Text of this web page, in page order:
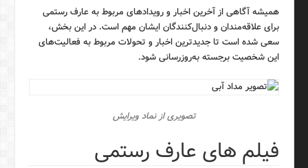
همیشه آگاهی از آخرین اخبار و رویدادهای مربوط به عارف رستمی
برای علاقه‌مندان و دنبال‌کنندگان ایشان مهم است. در این بخش،
سعی شده است تا جدیدترین اخبار و تحولات مربوط به فعالیت‌های
این شخصیت برجسته به‌روزرسانی شود.
تصویری از نماد ویرایش
فیلم های عارف رستمی